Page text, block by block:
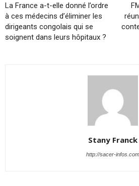
La France a-t-elle donné l’ordre
à ces médecins d’éliminer les
dirigeants congolais qui se
soignent dans leurs hôpitaux ?
Stany Franck
http://sacer-infos.com